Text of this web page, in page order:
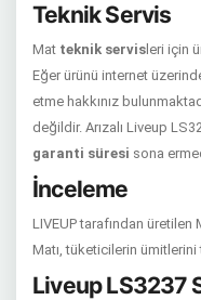
Teknik Servis
Mat teknik servis leri için
Eğer ürünü internet
etme hakkınız
değildir. Arızalı Liveup
garanti süresi sona
İnceleme
LIVEUP tarafından
Matı, tüketicilerin
Liveup LS3237